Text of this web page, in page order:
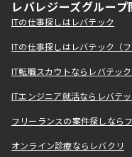
レバレジーズグルー
ITの仕事探しはレバテック
ITの仕事探しはレバテック（
IT転職スカウトならレバテッ
ITエンジニア就活ならレバテ
フリーランスの案件探しなら
オンライン診療ならレバクリ